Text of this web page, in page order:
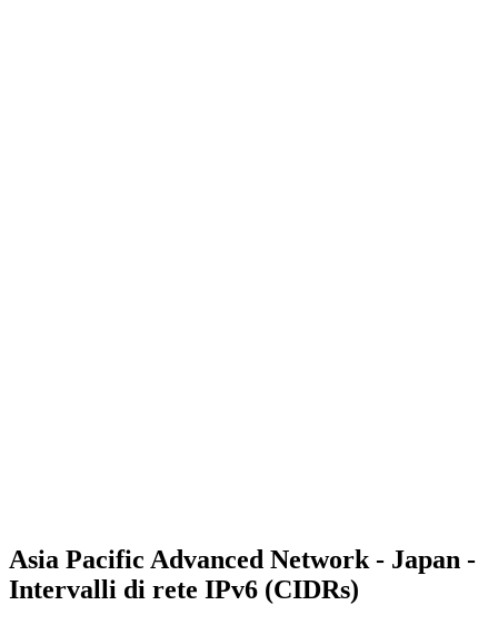
Asia Pacific Advanced Network - Japan -
Intervalli di rete IPv6 (CIDRs)